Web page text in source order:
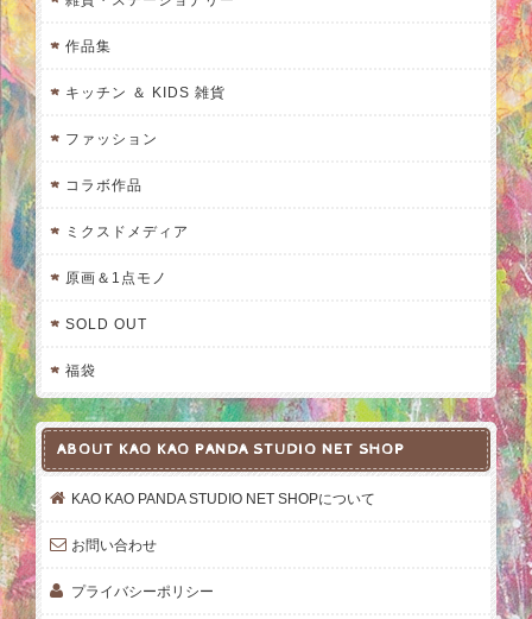
作品集
キッチン ＆ KIDS 雑貨
ファッション
コラボ作品
ミクスドメディア
原画＆1点モノ
SOLD OUT
福袋
ABOUT KAO KAO PANDA STUDIO NET SHOP
KAO KAO PANDA STUDIO NET SHOPについて
お問い合わせ
プライバシーポリシー